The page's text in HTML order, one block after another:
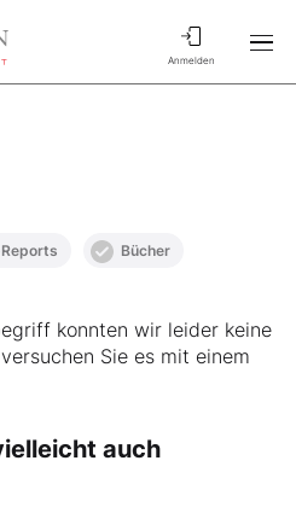
Anmelden
Bücher
konnten wir leider keine
Sie es mit einem
auch